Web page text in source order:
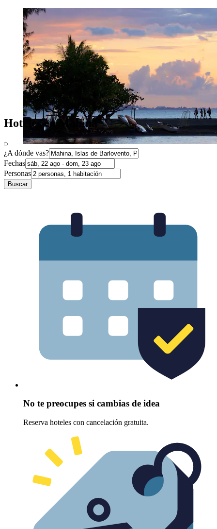
Hoteles en Mahina
¿A dónde vas?
Fechas
Personas
Buscar
No te preocupes si cambias de idea
Reserva hoteles con cancelación gratuita.